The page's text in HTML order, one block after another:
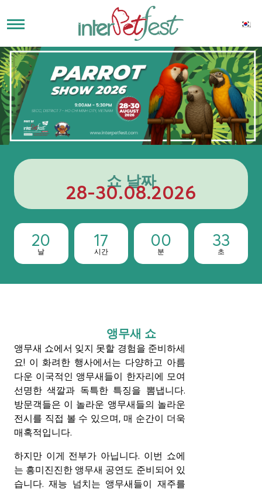
쇼 날짜
28-30.08.2026
20
날
17
시간
00
분
31
초
앵무새 쇼
앵무새 쇼에서 잊지 못할 경험을 준비하세
요! 이 화려한 행사에서는 다양하고 아름
다운 이국적인 앵무새들이 한자리에 모여
선명한 색깔과 독특한 특징을 뽐냅니다.
방문객들은 이 놀라운 앵무새들의 놀라운
전시를 직접 볼 수 있으며, 매 순간이 더욱
매혹적입니다.
하지만 이게 전부가 아닙니다. 이번 쇼에
는 흥미진진한 앵무새 공연도 준비되어 있
습니다. 재능 넘치는 앵무새들이 재주를